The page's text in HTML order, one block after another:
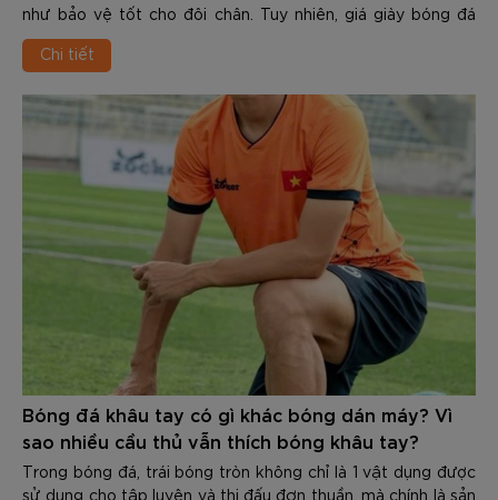
như bảo vệ tốt cho đôi chân. Tuy nhiên, giá giày bóng đá
chính hãng của các thương hiệu không hề rẻ, từ một tới vài
triệu. Do đó, nhiều người có thói quen dùng cho tới khi
thay. Đây là sai lầm nghiêm trọng, tiềm ẩn các chấn thương
nguy hiểm.
Việc nhận biết Khi nào nên thay giày đá bóng mới để tránh
chấn thương là kỹ năng quan trọng giúp bảo vệ đôi chân
cũng như duy trì phong độ đỉnh cao. Trong nội dung dưới
đây các bạn hãy cùng Zocker tìm hiểu chi tiết về chủ đề
này nhé.
Chi tiết
Bóng đá khâu tay có gì khác bóng dán máy? Vì
sao nhiều cầu thủ vẫn thích bóng khâu tay?
Trong bóng đá, trái bóng tròn không chỉ là 1 vật dụng được
sử dụng cho tập luyện và thi đấu đơn thuần, mà chính là sản